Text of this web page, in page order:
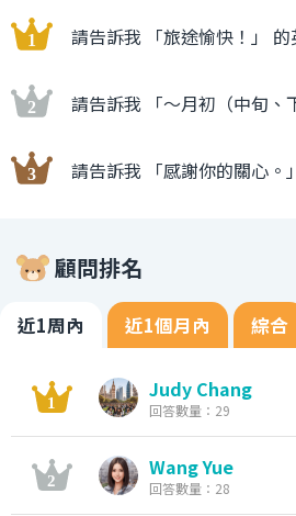
請告訴我 「旅途愉快！」 的
請告訴我 「〜月初（中旬、
請告訴我 「感謝你的關心。
顧問排名
近1周內 近1個月內 綜合
Judy Chang
回答數量：29
Wang Yue
回答數量：28